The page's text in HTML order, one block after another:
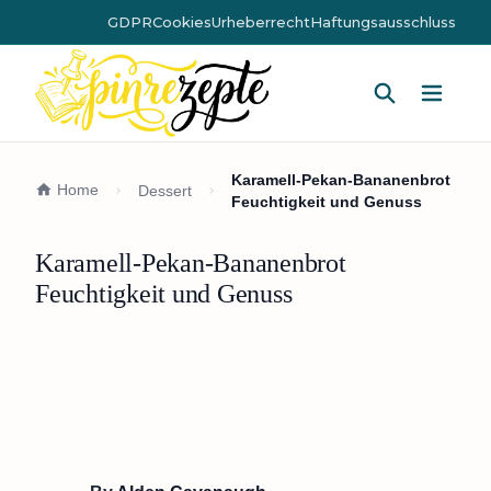
GDPRCookiesUrheberrechtHaftungsausschluss
Home Dessert
Karamell-Pekan-Bananenbrot
Feuchtigkeit und Genuss
Karamell-Pekan-Bananenbrot
Feuchtigkeit und Genuss